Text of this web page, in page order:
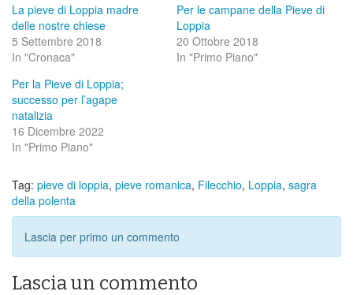
La pieve di Loppia madre
delle nostre chiese
5 Settembre 2018
In "Cronaca"
Per le campane della Pieve di
Loppia
20 Ottobre 2018
In "Primo Piano"
Per la Pieve di Loppia;
successo per l’agape
natalizia
16 Dicembre 2022
In "Primo Piano"
Tag: pieve di loppia, pieve romanica, Filecchio, Loppia, sagra
della polenta
Lascia per primo un commento
Lascia un commento